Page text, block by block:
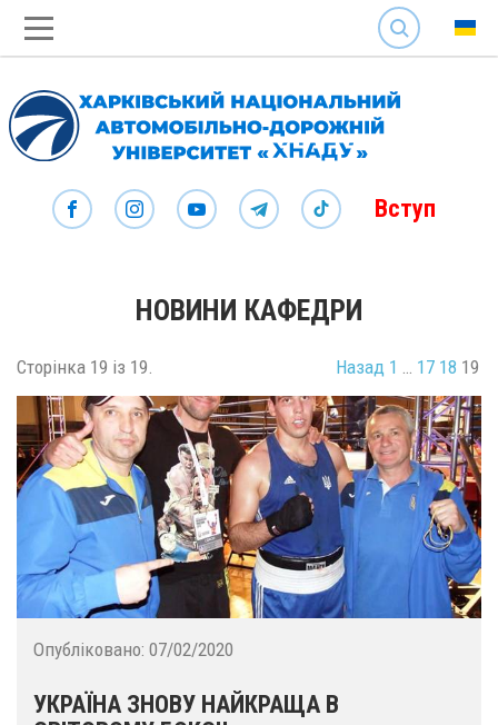
SEARCH
Вступ
НОВИНИ КАФЕДРИ
Сторінка 19 із 19. Назад 1 … 17 18 19
Опубліковано: 07/02/2020
УКРАЇНА ЗНОВУ НАЙКРАЩА В